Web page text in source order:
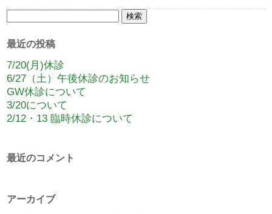
最近の投稿
7/20(月)休診
6/27（土）午後休診のお知らせ
GW休診について
3/20について
2/12・13 臨時休診について
最近のコメント
アーカイブ